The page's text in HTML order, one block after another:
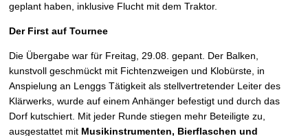
geplant haben, inklusive Flucht mit dem Traktor.
Der First auf Tournee
Die Übergabe war für Freitag, 29.08. gepant. Der Balken,
kunstvoll geschmückt mit Fichtenzweigen und Klobürste, in
Anspielung an Lenggs Tätigkeit als stellvertretender Leiter des
Klärwerks, wurde auf einem Anhänger befestigt und durch das
Dorf kutschiert. Mit jeder Runde stiegen mehr Beteiligte zu,
ausgestattet mit Musikinstrumenten, Bierflaschen und